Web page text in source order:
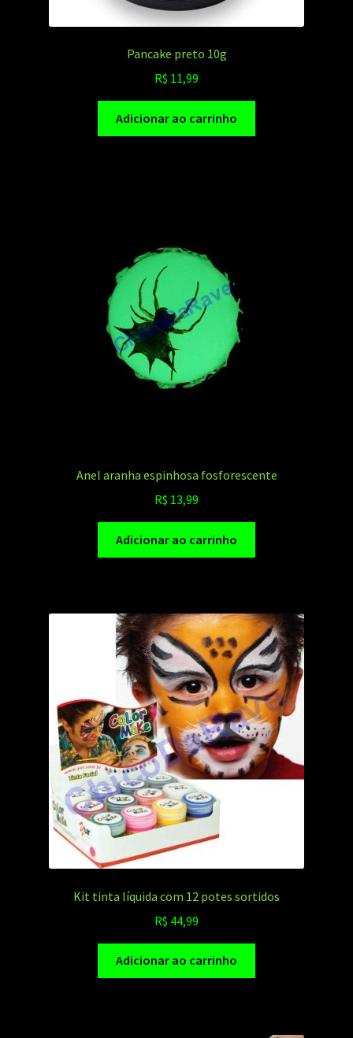
Pancake preto 10g
R$ 11,99
Adicionar ao carrinho
Anel aranha espinhosa fosforescente
R$ 13,99
Adicionar ao carrinho
Kit tinta líquida com 12 potes sortidos
R$ 44,99
Adicionar ao carrinho